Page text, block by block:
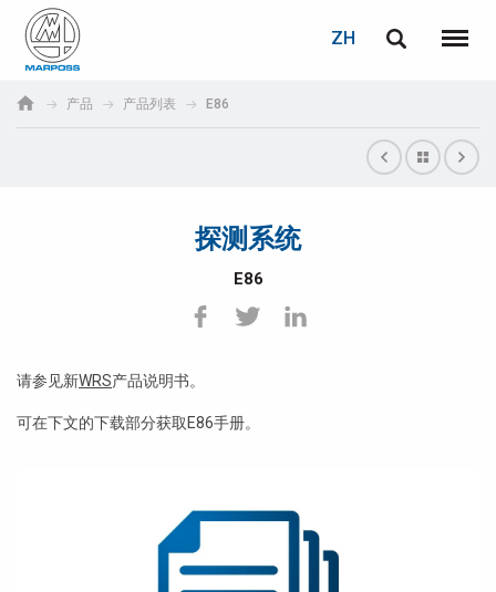
S.p.A.
ZH
菜单
产品 产品列表 E86
探测系统
E86
请参见新WRS产品说明书。
可在下文的下载部分获取E86手册。
Deutsch
Español
日本語 (Japanese)
한국어 (Korean)
登录